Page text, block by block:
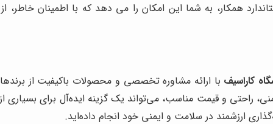
همکار، به شما این امکان را می دهد که با اطمینان خاطر،
کاراسیف با ارائه مشاوره تخصصی و محصولات باکیفیت از
راحتی و قیمت مناسب، می‌تواند یک گزینه ایده‌آل برای بسیاری
ارزشمند در سلامت و ایمنی خود انجام داده‌اید.